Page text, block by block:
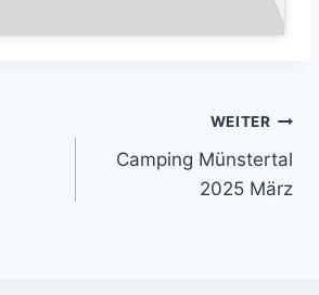
WEITER
Camping Münstertal
2025 März